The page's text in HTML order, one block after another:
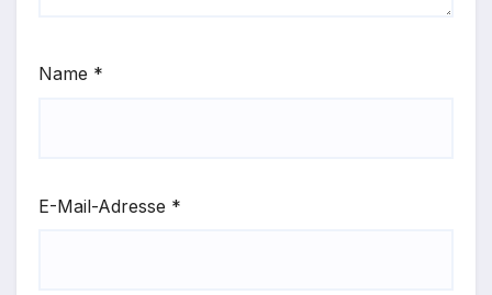
Name *
E-Mail-Adresse *